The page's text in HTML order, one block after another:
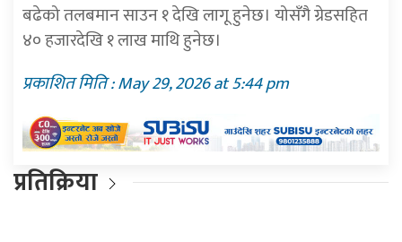
बढेको तलबमान साउन १ देखि लागू हुनेछ। योसँगै ग्रेडसहित
४० हजारदेखि १ लाख माथि हुनेछ।
प्रकाशित मिति : May 29, 2026 at 5:44 pm
प्रतिक्रिया